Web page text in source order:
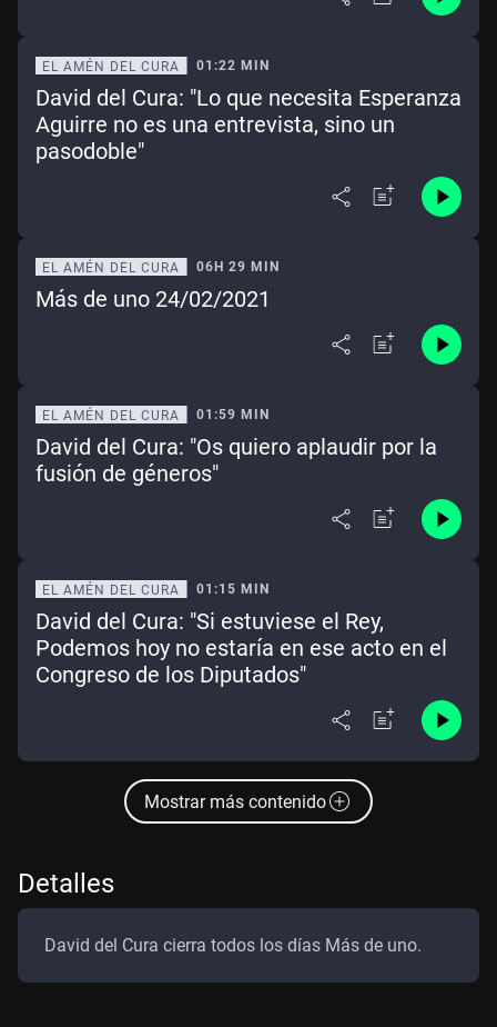
EL AMÉN DEL CURA 01:22 MIN
David del Cura: "Lo que necesita Esperanza
Aguirre no es una entrevista, sino un
pasodoble"
EL AMÉN DEL CURA 06H 29 MIN
Más de uno 24/02/2021
EL AMÉN DEL CURA 01:59 MIN
David del Cura: "Os quiero aplaudir por la
fusión de géneros"
EL AMÉN DEL CURA 01:15 MIN
David del Cura: "Si estuviese el Rey,
Podemos hoy no estaría en ese acto en el
Congreso de los Diputados"
Mostrar más contenido
Detalles
David del Cura cierra todos los días Más de uno.